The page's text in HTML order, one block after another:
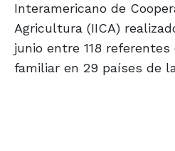
Interamericano de
Agricultura (IICA)
junio entre 118
familiar en 29 países de